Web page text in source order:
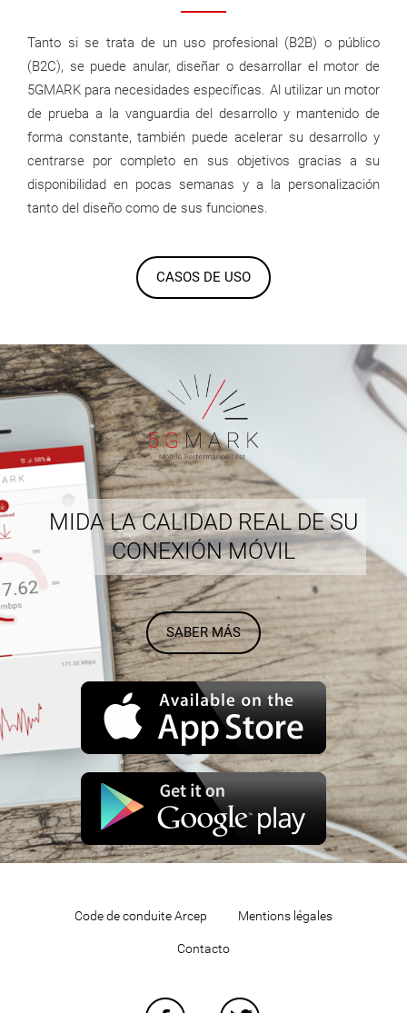
Tanto si se trata de un uso profesional (B2B) o público
(B2C), se puede anular, diseñar o desarrollar el motor de
5GMARK para necesidades específicas. Al utilizar un motor
de prueba a la vanguardia del desarrollo y mantenido de
forma constante, también puede acelerar su desarrollo y
centrarse por completo en sus objetivos gracias a su
disponibilidad en pocas semanas y a la personalización
tanto del diseño como de sus funciones.
CASOS DE USO
MIDA LA CALIDAD REAL DE SU
CONEXIÓN MÓVIL
SABER MÁS
Code de conduite Arcep Mentions légales
Contacto